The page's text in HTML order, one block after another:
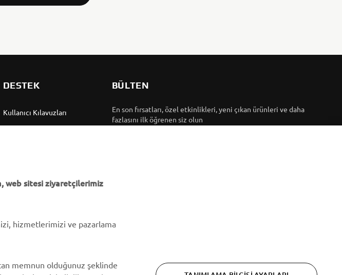
DESTEK
Kullanıcı Kılavuzları
Bilgilendirme
BÜLTEN
En son fırsatları, özel etkinlikleri, yeni çıkan ürünleri ve daha
fazlasını ilk öğrenen siz olun
web sitesi ziyaretçilerimiz
hizmetlerimizi ve pazarlama
memnun olduğunuz şeklinde